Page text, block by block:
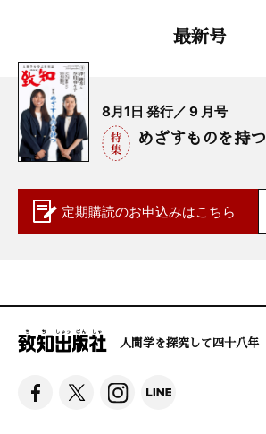
最新号
8月1日 発行／ 9 月号
めざすものを持つ
定期購読のお申込みはこちら
人間学を探究して四十八年